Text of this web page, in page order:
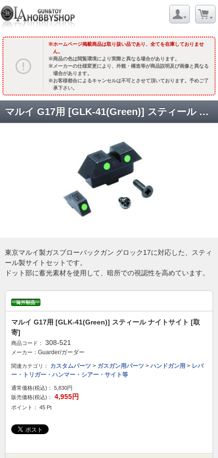
ホームページ掲載商品は取り扱い品であり、全てを在庫しておりませ
ん。
商品の色は閲覧環境により実際と異なる場合があります。
メーカーの仕様変更により、外観・構造等が商品説明及び画像と異なる
場合があります。
お客様都合によるキャンセルは不可とさせて頂いております。予めご了
承下さい。
マルイ G17用 [GLK-41(Green)] スティール ナイトサイト [取寄]
東京マルイ製ガスブローバックガン グロック17に対応した、スティ
ール製サイトセットです。
ドット部に蓄光素材を使用して、暗所での視認性を高めています。
マルイ G17用 [GLK-41(Green)] スティール ナイトサイト [取
寄]
商品コード： 308-521
メーカー： Guarder/ガーダー
関連カテゴリ： カスタムパーツ > ガスガン用パーツ > ハンドガン用 > レバ
ー・トリガー・ハンマー・シアー・サイト等
通常価格(税込)：
5,830円
販売価格(税込)：
4,955円
ポイント： 45 Pt